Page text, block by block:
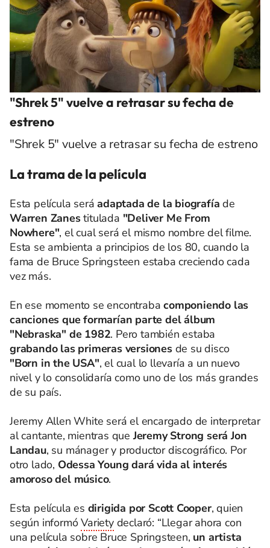
"Shrek 5" vuelve a retrasar su fecha de
estreno
"Shrek 5" vuelve a retrasar su fecha de estreno
La trama de la película
Esta película seráadaptada de la biografía de
Warren Zanestitulada "Deliver Me From
Nowhere", el cual será el mismo nombre del filme.
Esta se ambienta a principios de los 80, cuando la
fama de Bruce Springsteen estaba creciendo cada
vez más.
En ese momento se encontrabacomponiendo las
canciones que formarían parte del álbum
"Nebraska" de 1982. Pero también estaba
grabando las primeras versiones de su disco
"Born in the USA", el cual lo llevaría a un nuevo
nivel y lo consolidaría como uno de los más grandes
de su país.
Jeremy Allen White será el encargado de interpretar
al cantante, mientras queJeremy Strong será Jon
Landau, su mánager y productor discográfico. Por
otro lado, Odessa Young dará vida al interés
amoroso del músico.
Esta película es dirigida por Scott Cooper, quien
según informóVarietydeclaró: “Llegar ahora con
una película sobre Bruce Springsteen, un artista